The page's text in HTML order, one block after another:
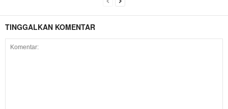
TINGGALKAN KOMENTAR